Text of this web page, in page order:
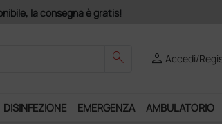
Acquistando il servizio
search personAccedi/
DISINFEZIONE EMERGENZA AMBULATORIO